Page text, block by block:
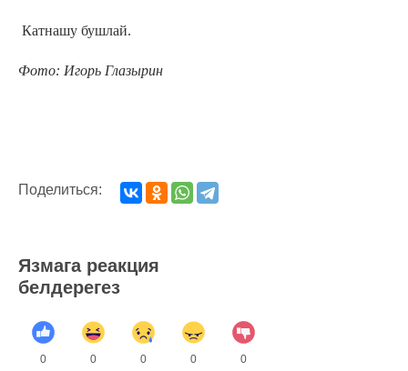
Катнашу бушлай.
Фото: Игорь Глазырин
Поделиться:
Язмага реакция
белдерегез
0 0 0 0 0